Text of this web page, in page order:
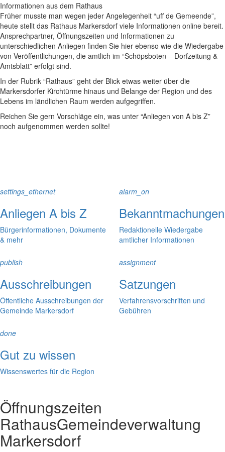
Informationen aus dem Rathaus
Früher musste man wegen jeder Angelegenheit “uff de Gemeende”,
heute stellt das Rathaus Markersdorf viele Informationen online bereit.
Ansprechpartner, Öffnungszeiten und Informationen zu
unterschiedlichen Anliegen finden Sie hier ebenso wie die Wiedergabe
von Veröffentlichungen, die amtlich im “Schöpsboten – Dorfzeitung &
Amtsblatt” erfolgt sind.
In der Rubrik “Rathaus” geht der Blick etwas weiter über die
Markersdorfer Kirchtürme hinaus und Belange der Region und des
Lebens im ländlichen Raum werden aufgegriffen.
Reichen Sie gern Vorschläge ein, was unter “Anliegen von A bis Z”
noch aufgenommen werden sollte!
settings_ethernet
Anliegen A bis Z
Bürgerinformationen, Dokumente
& mehr
alarm_on
Bekanntmachungen
Redaktionelle Wiedergabe
amtlicher Informationen
publish
Ausschreibungen
Öffentliche Ausschreibungen der
Gemeinde Markersdorf
assignment
Satzungen
Verfahrensvorschriften und
Gebühren
done
Gut zu wissen
Wissenswertes für die Region
Öffnungszeiten
RathausGemeindeverwaltung
Markersdorf